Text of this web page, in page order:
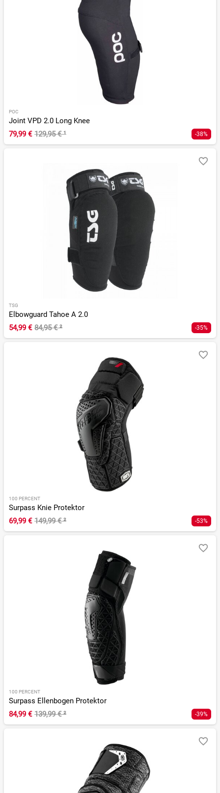
POC
Joint VPD 2.0 Long Knee
79,99 € 129,95 €¹ -38%
TSG
Elbowguard Tahoe A 2.0
54,99 € 84,95 €² -35%
100 PERCENT
Surpass Knie Protektor
69,99 € 149,99 €² -53%
100 PERCENT
Surpass Ellenbogen Protektor
84,99 € 139,99 €² -39%